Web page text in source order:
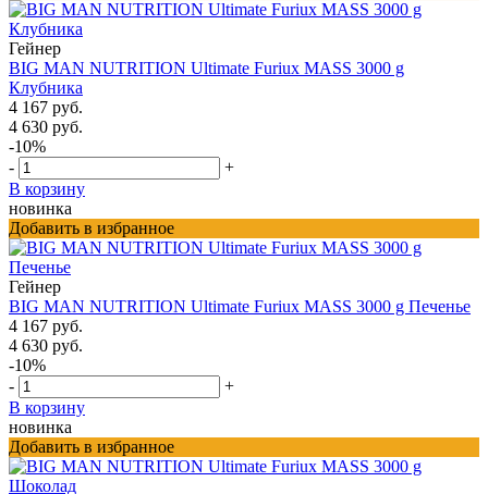
Гейнер
BIG MAN NUTRITION Ultimate Furiux MASS 3000 g
Клубника
4 167 руб.
4 630 руб.
-10%
-
+
В корзину
новинка
Добавить в избранное
Гейнер
BIG MAN NUTRITION Ultimate Furiux MASS 3000 g Печенье
4 167 руб.
4 630 руб.
-10%
-
+
В корзину
новинка
Добавить в избранное